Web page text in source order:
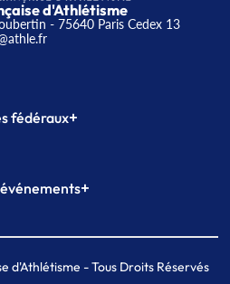
d'Athlétisme
- 75640 Paris Cedex 13
fédéraux+
Formation
+
de Paris indoor
de Paris
d'Athlétisme - Tous Droits Réservés